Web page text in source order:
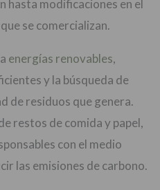
hasta modificaciones en el
se comercializan.
energías renovables,
y la búsqueda de
de residuos que genera.
restos de comida y papel,
con el medio
las emisiones de carbono.